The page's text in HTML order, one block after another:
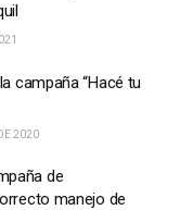
campaña “Hacé tu
2020
de
manejo de